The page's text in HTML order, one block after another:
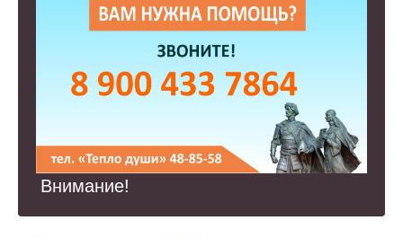
Внимание!